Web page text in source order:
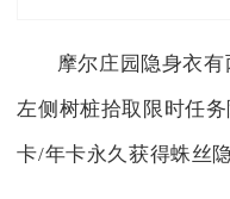
摩尔庄园隐身衣
左侧树桩拾取限时任
卡/年卡永久获得蛛丝